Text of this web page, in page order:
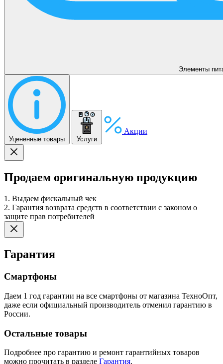
Элементы
Уцененные товары Услуги
Акции
Продаем оригинальную продукцию
1. Выдаем фискальный чек
2. Гарантия возврата средств в соответствии с законом о
защите прав потребителей
Гарантия
Смартфоны
Даем 1 год гарантии на все смартфоны от магазина ТехноОпт,
даже если официальный производитель отменил гарантию в
России.
Остальные товары
Подробнее про гарантию и ремонт гарантийных товаров
можно прочитать в разделе Гарантия.